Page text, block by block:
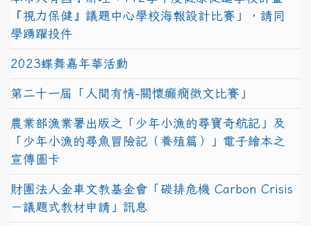
『視力保健』議題中心學校海報設計比賽」，請同
學踴躍投件
2023蝶舞嘉年華活動
第二十一屆「人間有情-關懷癲癇徵文比賽」
農業部漁業署出版之「少年小漁的尋寶奇航記」及
「少年小漁的尋魚冒險記（養殖篇）」電子繪本之
宣傳圖卡
財團法人金車文教基金會「碳排危機 Carbon Crisis
－議題式教材申請」訊息